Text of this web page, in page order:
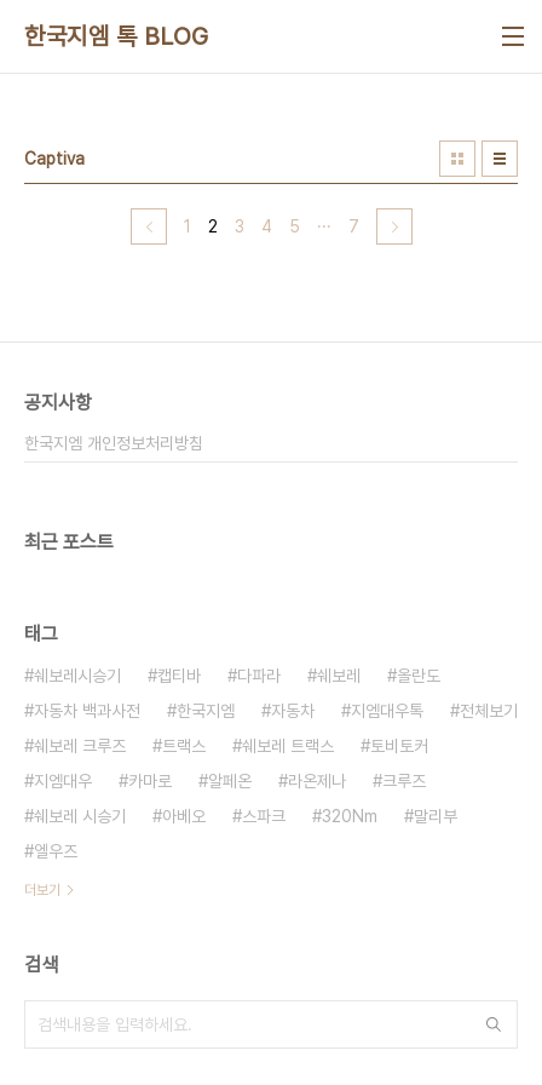
한국지엠 톡 BLOG
Captiva
1 2 3 4 5 ··· 7
공지사항
한국지엠 개인정보처리방침
최근 포스트
태그
쉐보레시승기 캡티바 다파라 쉐보레
올란도
자동차 백과사전
한국지엠 자동차 지엠대우톡
전체보기
쉐보레 크루즈
트랙스 쉐보레 트랙스
토비토커
지엠대우
카마로 알페온 라온제나
크루즈
쉐보레 시승기
아베오 스파크 320Nm
말리부
엘우즈
더보기
검색